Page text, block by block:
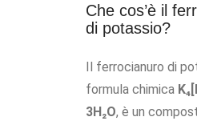
Che cos’è il
di potassio?
Il ferrocianuro di
formula chimica
3H₂O, è un